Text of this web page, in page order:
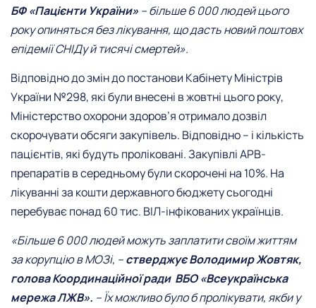
БФ «Пацієнти України» – більше 6 000 людей цього
року опиняться без лікування, що дасть новий поштовх
епідемії СНІДу й тисячі смертей».
Відповідно до змін до постанови Кабінету Міністрів
України №298, які були внесені в жовтні цього року,
Міністерство охорони здоров’я отримало дозвіл
скорочувати обсяги закупівель. Відповідно – і кількість
пацієнтів, які будуть проліковані. Закупівлі АРВ-
препаратів в середньому були скорочені на 10%. На
лікуванні за кошти державного бюджету сьогодні
перебуває понад 60 тис. ВІЛ-інфікованих українців.
«Більше 6 000 людей можуть заплатити своїм життям
за корупцію в МОЗі, –стверджує Володимир Жовтяк,
голова Координаційної ради ВБО «Всеукраїнська
мережа ЛЖВ». – Їх можливо було б пролікувати, якби у